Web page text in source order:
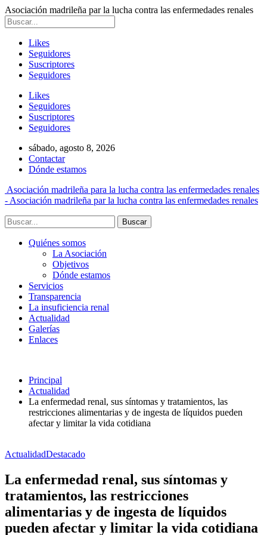
Asociación madrileña par la lucha contra las enfermedades renales
Likes
Seguidores
Suscriptores
Seguidores
Likes
Seguidores
Suscriptores
Seguidores
sábado, agosto 8, 2026
Contactar
Dónde estamos
Asociación madrileña para la lucha contra las enfermedades renales
- Asociación madrileña par la lucha contra las enfermedades renales
Quiénes somos
La Asociación
Objetivos
Dónde estamos
Servicios
Transparencia
La insuficiencia renal
Actualidad
Galerías
Enlaces
Principal
Actualidad
La enfermedad renal, sus síntomas y tratamientos, las
restricciones alimentarias y de ingesta de líquidos pueden
afectar y limitar la vida cotidiana
ActualidadDestacado
La enfermedad renal, sus síntomas y
tratamientos, las restricciones
alimentarias y de ingesta de líquidos
pueden afectar y limitar la vida cotidiana